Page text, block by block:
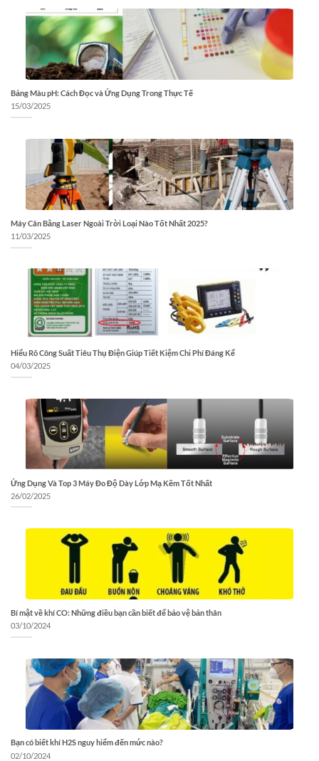
Bảng Màu pH: Cách Đọc và Ứng Dụng Trong Thực Tế
15/03/2025
Máy Cân Bằng Laser Ngoài Trời Loại Nào Tốt Nhất 2025?
11/03/2025
Hiểu Rõ Công Suất Tiêu Thụ Điện Giúp Tiết Kiệm Chi Phí Đáng Kể
04/03/2025
Ứng Dụng Và Top 3 Máy Đo Độ Dày Lớp Mạ Kẽm Tốt Nhất
26/02/2025
Bí mật về khí CO: Những điều bạn cần biết để bảo vệ bản thân
03/10/2024
Bạn có biết khí H2S nguy hiểm đến mức nào?
02/10/2024